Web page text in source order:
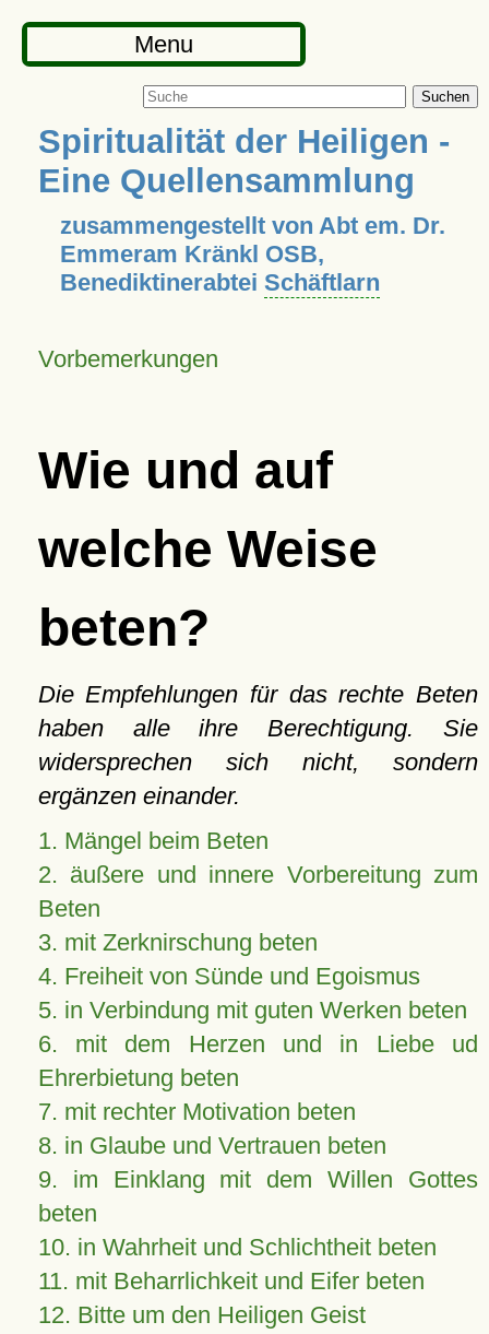
Menu
Suchen
Spiritualität der Heiligen -
Eine Quellensammlung
zusammengestellt von Abt em. Dr.
Emmeram Kränkl OSB,
Benediktinerabtei Schäftlarn
Vorbemerkungen
Wie und auf
welche Weise
beten?
Die Empfehlungen für das rechte Beten
haben alle ihre Berechtigung. Sie
widersprechen sich nicht, sondern
ergänzen einander.
1. Mängel beim Beten
2. äußere und innere Vorbereitung zum
Beten
3. mit Zerknirschung beten
4. Freiheit von Sünde und Egoismus
5. in Verbindung mit guten Werken beten
6. mit dem Herzen und in Liebe ud
Ehrerbietung beten
7. mit rechter Motivation beten
8. in Glaube und Vertrauen beten
9. im Einklang mit dem Willen Gottes
beten
10. in Wahrheit und Schlichtheit beten
11. mit Beharrlichkeit und Eifer beten
12. Bitte um den Heiligen Geist